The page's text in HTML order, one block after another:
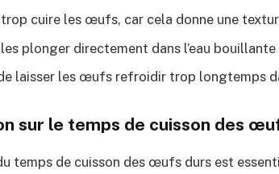
trop cuire les œufs, car cela donne une
les plonger directement dans l’eau
laisser les œufs refroidir trop longtemps
sur le temps de cuisson des
temps de cuisson des œufs durs est